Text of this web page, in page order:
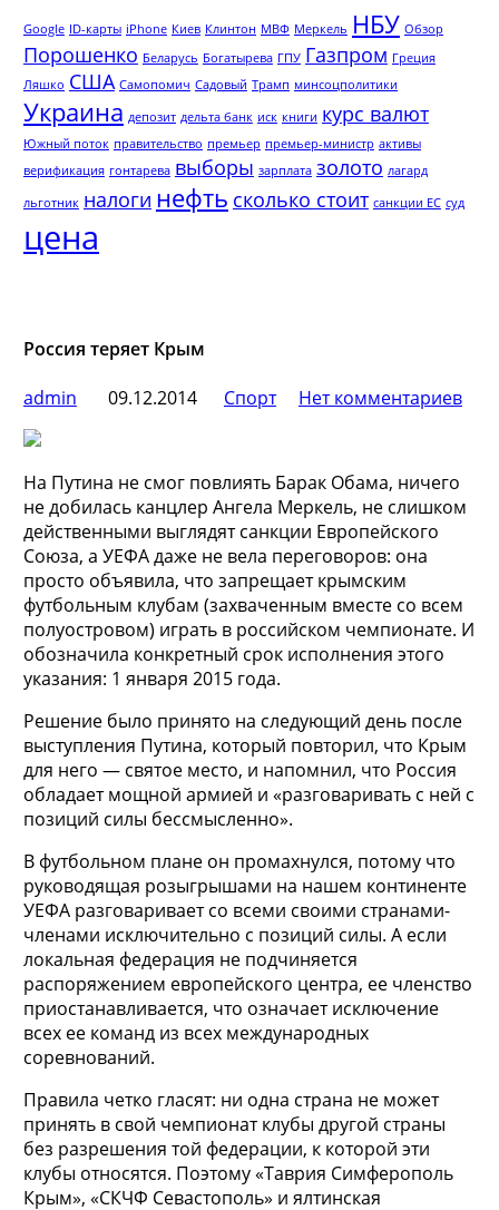
Google ID-карты iPhone Киев Клинтон МВФ Меркель НБУ Обзор
Порошенко Беларусь Богатырева ГПУ Газпром Греция
Ляшко США Самопомич Садовый Трамп минсоцполитики
Украина депозит дельта банк иск книги курс валют
Южный поток правительство премьер премьер-министр активы
верификация гонтарева выборы зарплата золото лагард
льготник налоги нефть сколько стоит санкции ЕС суд
цена
Россия теряет Крым
admin
09.12.2014 Спорт Нет комментариев
На Путина не смог повлиять Барак Обама, ничего
не добилась канцлер Ангела Меркель, не слишком
действенными выглядят санкции Европейского
Союза, а УЕФА даже не вела переговоров: она
просто объявила, что запрещает крымским
футбольным клубам (захваченным вместе со всем
полуостровом) играть в российском чемпионате. И
обозначила конкретный срок исполнения этого
указания: 1 января 2015 года.
Решение было принято на следующий день после
выступления Путина, который повторил, что Крым
для него — святое место, и напомнил, что Россия
обладает мощной армией и «разговаривать с ней с
позиций силы бессмысленно».
В футбольном плане он промахнулся, потому что
руководящая розыгрышами на нашем континенте
УЕФА разговаривает со всеми своими странами-
членами исключительно с позиций силы. А если
локальная федерация не подчиняется
распоряжением европейского центра, ее членство
приостанавливается, что означает исключение
всех ее команд из всех международных
соревнований.
Правила четко гласят: ни одна страна не может
принять в свой чемпионат клубы другой страны
без разрешения той федерации, к которой эти
клубы относятся. Поэтому «Таврия Симферополь
Крым», «СКЧФ Севастополь» и ялтинская